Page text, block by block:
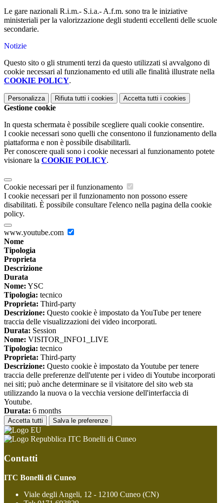
Le gare nazionali R.i.m.- S.i.a.- A.f.m. sono tra le iniziative
ministeriali per la valorizzazione degli studenti eccellenti delle scuole
secondarie.
Notizie
Questo sito o gli strumenti terzi da questo utilizzati si avvalgono di
cookie necessari al funzionamento ed utili alle finalità illustrate nella
COOKIE POLICY.
Personalizza Rifiuta tutti i cookies Accetta tutti i cookies
Gestione cookie
In questa schermata è possibile scegliere quali cookie consentire.
I cookie necessari sono quelli che consentono il funzionamento della
piattaforma e non è possibile disabilitarli.
Per conoscere quali sono i cookie necessari al funzionamento potete
visionare la COOKIE POLICY.
Cookie necessari per il funzionamento
I cookie necessari per il funzionamento non possono essere
disabilitati. È possibile consultare l'elenco nella pagina della cookie
policy.
www.youtube.com
Nome
Tipologia
Proprieta
Descrizione
Durata
Nome: YSC
Tipologia: tecnico
Proprieta: Third-party
Descrizione: Questo cookie è impostato da YouTube per tenere
traccia delle visualizzazioni dei video incorporati.
Durata: Session
Nome: VISITOR_INFO1_LIVE
Tipologia: tecnico
Proprieta: Third-party
Descrizione: Questo cookie è impostato da Youtube per tenere
traccia delle preferenze dell'utente per i video di Youtube incorporati
nei siti; può anche determinare se il visitatore del sito web sta
utilizzando la nuova o la vecchia versione dell'interfaccia di
Youtube.
Durata: 6 months
Accetta tutti Salva le preferenze
ITC Bonelli di Cuneo
Contatti
ITC Bonelli di Cuneo
Viale degli Angeli, 12 - 12100 Cuneo (CN)